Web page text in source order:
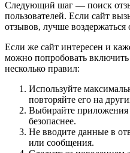
Следующий шаг — поиск
пользователей. Если сайт
отзывов, лучше воздержаться
Если же сайт интересен и
можно попробовать
несколько правил:
Используйте
повторяйте его на
Выбирайте приложения
безопаснее.
Не вводите данные в
или сообщения.